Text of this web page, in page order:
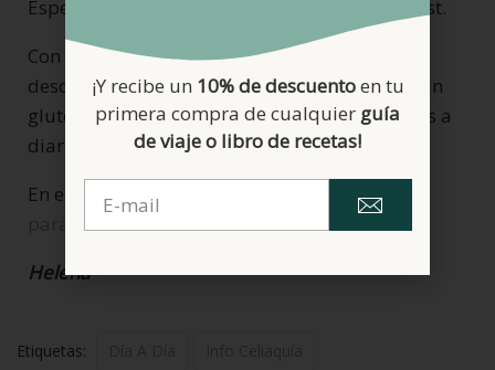
Espero que os haya resultado de interés el post.
Con él no pretendo meter miedo ni hacer
desconfiar de la seguridad de los productos sin
gluten sino ser conscientes de lo que comemos a
diario para cuidar nuestra salud.
En este post os cuento
cuales son las pruebas
para diagnosticar la celiaquía.
Helena
Etiquetas: Día A Día Info Celiaquía
¡Y recibe un 10% de descuentoen tu
primera compra de cualquier guía
de viaje o libro de recetas!